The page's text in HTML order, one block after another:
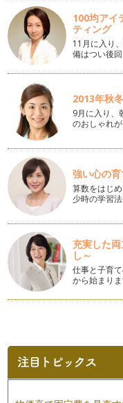
五感に響くアロマテラ
こんにちは！アロマ空
です。 昨年1年…
100均アイ
ティング
11月に入り
備はつい後
2013年秋
9月に入り、
のおしゃれ
強い心の
算数をはじ
少時の学習
充実した
し～
仕事と子育
から始まり